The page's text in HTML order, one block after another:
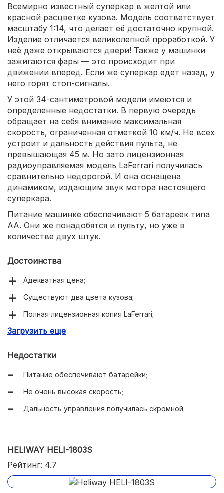
Всемирно известный суперкар в желтой или
красной расцветке кузова. Модель соответствует
масштабу 1:14, что делает её достаточно крупной.
Изделие отличается великолепной проработкой. У
неё даже открываются двери! Также у машинки
зажигаются фары — это происходит при
движении вперед. Если же суперкар едет назад, у
него горят стоп-сигналы.
У этой 34-сантиметровой модели имеются и
определенные недостатки. В первую очередь
обращает на себя внимание максимальная
скорость, ограниченная отметкой 10 км/ч. Не всех
устроит и дальность действия пульта, не
превышающая 45 м. Но зато лицензионная
радиоуправляемая модель LaFerrari получилась
сравнительно недорогой. И она оснащена
динамиком, издающим звук мотора настоящего
суперкара.
Питание машинке обеспечивают 5 батареек типа
AA. Они же понадобятся и пульту, но уже в
количестве двух штук.
Достоинства
Адекватная цена;
Существуют два цвета кузова;
Полная лицензионная копия LaFerrari;
В фарах и стоп-сигналах присутствуют светодиоды;
Загрузить еще
Недостатки
Питание обеспечивают батарейки;
Не очень высокая скорость;
Дальность управления получилась скромной.
HELIWAY HELI-1803S
Рейтинг: 4.7